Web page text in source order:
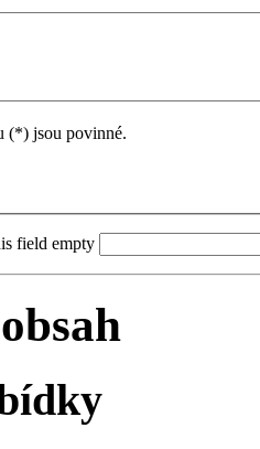
(*) jsou povinné.
field empty